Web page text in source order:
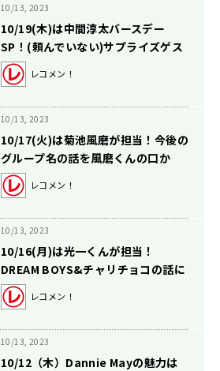
10/13, 2023
10/19(木)は中間淳太バースデー
SP！(頼んでいない)サプライズゲス
トも登場！？
レコメン！
10/13, 2023
10/17(火)は菊池風磨が担当！今後の
グループ名の話を風磨くんの口か
ら。
レコメン！
10/13, 2023
10/16(月)は光一くんが担当！
DREAM BOYS&チャリチョコの話に
ドSなアドバイスに！
レコメン！
10/13, 2023
10/12（木）Dannie Mayの魅力は